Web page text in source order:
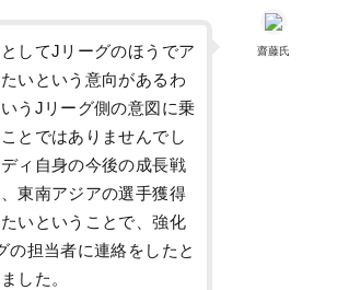
齋藤氏
してJリーグのほうでア
いという意向があるわ
うJリーグ側の意図に乗
とではありませんでし
ィ自身の今後の成長戦
東南アジアの選手獲得
いということで、強化
の担当者に連絡をしたと
した。